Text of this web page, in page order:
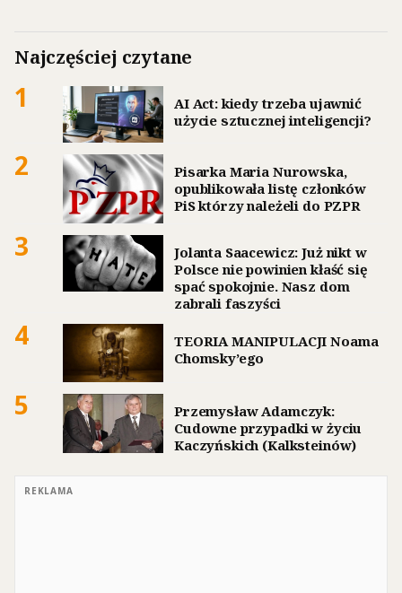
Najczęściej czytane
1
AI Act: kiedy trzeba ujawnić
użycie sztucznej inteligencji?
2
Pisarka Maria Nurowska,
opublikowała listę członków
PiS którzy należeli do PZPR
3
Jolanta Saacewicz: Już nikt w
Polsce nie powinien kłaść się
spać spokojnie. Nasz dom
zabrali faszyści
4
TEORIA MANIPULACJI Noama
Chomsky’ego
5
Przemysław Adamczyk:
Cudowne przypadki w życiu
Kaczyńskich (Kalksteinów)
REKLAMA